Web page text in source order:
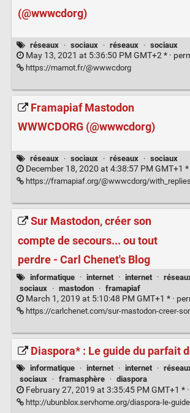
(@wwwcdorg)
réseaux · sociaux · réseaux · sociaux
May 13, 2021 at 5:36:50 PM GMT+2 * ·
https://mamot.fr/@wwwcdorg
Framapiaf Mastodon
WWWCDORG (@wwwcdorg)
réseaux · sociaux · réseaux · sociaux
December 18, 2020 at 4:38:57 PM GMT+1 *
https://framapiaf.org/@wwwcdorg/with_replies
Sur Mastodon, créer son
compte de secours... ou tout
perdre - Carl Chenet's Blog
informatique · internet · internet ·
sociaux
· mastodon · framapiaf
March 1, 2019 at 5:10:48 PM GMT+1 * ·
https://carlchenet.com/sur-mastodon-creer-son-compte-de-
Diaspora* : Le guide du parfait
informatique · internet · internet ·
sociaux
· framasphère · diaspora
February 27, 2019 at 3:35:45 PM GMT+1 * ·
http://ubunblox.servhome.org/diaspora-le-guide-du-